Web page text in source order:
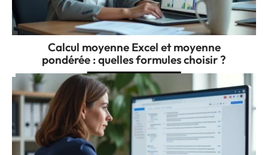
Calcul moyenne Excel et moyenne
pondérée : quelles formules choisir ?